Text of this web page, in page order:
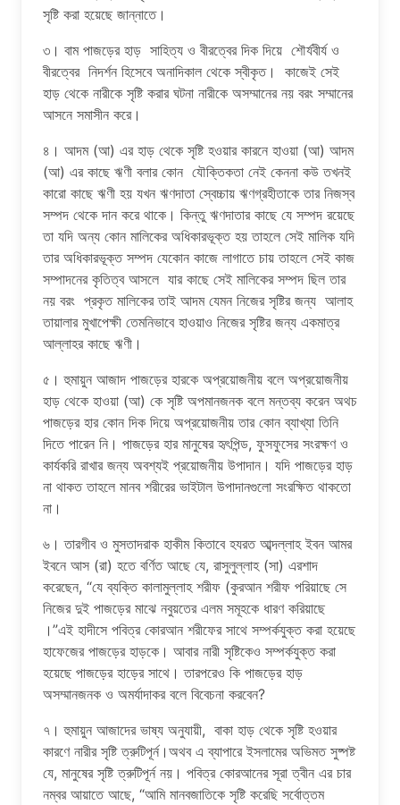
সৃষ্টি করা হয়েছে জান্নাতে।
৩। বাম পাজড়ের হাড় সাহিত্য ও বীরত্বের দিক দিয়ে শৌর্যবীর্য ও
বীরত্বের নিদর্শন হিসেবে অনাদিকাল থেকে স্বীকৃত। কাজেই সেই
হাড় থেকে নারীকে সৃষ্টি করার ঘটনা নারীকে অসম্মানের নয় বরং সম্মানের
আসনে সমাসীন করে।
৪। আদম (আ) এর হাড় থেকে সৃষ্টি হওয়ার কারনে হাওয়া (আ) আদম
(আ) এর কাছে ঋণী বলার কোন যৌক্তিকতা নেই কেননা কউ তখনই
কারো কাছে ঋণী হয় যখন ঋণদাতা স্বেচ্চায় ঋণগ্রহীতাকে তার নিজস্ব
সম্পদ থেকে দান করে থাকে। কিন্তু ঋণদাতার কাছে যে সম্পদ রয়েছে
তা যদি অন্য কোন মালিকের অধিকারভূক্ত হয় তাহলে সেই মালিক যদি
তার অধিকারভূক্ত সম্পদ যেকোন কাজে লাগাতে চায় তাহলে সেই কাজ
সম্পাদনের কৃতিত্ব আসলে যার কাছে সেই মালিকের সম্পদ ছিল তার
নয় বরং প্রকৃত মালিকের তাই আদম যেমন নিজের সৃষ্টির জন্য আলাহ
তায়ালার মুখাপেক্ষী তেমনিভাবে হাওয়াও নিজের সৃষ্টির জন্য একমাত্র
আল্লাহর কাছে ঋণী।
৫। হুমায়ুন আজাদ পাজড়ের হারকে অপ্রয়োজনীয় বলে অপ্রয়োজনীয়
হাড় থেকে হাওয়া (আ) কে সৃষ্টি অপমানজনক বলে মন্তব্য করেন অথচ
পাজড়ের হার কোন দিক দিয়ে অপ্রয়োজনীয় তার কোন ব্যাখ্যা তিনি
দিতে পারেন নি। পাজড়ের হার মানুষের হৃৎপিন্ড, ফুসফুসের সংরক্ষণ ও
কার্যকরি রাখার জন্য অবশ্যই প্রয়োজনীয় উপাদান। যদি পাজড়ের হাড়
না থাকত তাহলে মানব শরীরের ভাইটাল উপাদানগুলো সংরক্ষিত থাকতো
না।
৬। তারগীব ও মুসতাদরাক হাকীম কিতাবে হযরত আব্দল্লাহ ইবন আমর
ইবনে আস (রা) হতে বর্ণিত আছে যে, রাসুলুল্লাহ (সা) এরশাদ
করেছেন, “যে ব্যক্তি কালামুল্লাহ শরীফ (কুরআন শরীফ পরিয়াছে সে
নিজের দুই পাজড়ের মাঝে নবুয়তের এলম সমূহকে ধারণ করিয়াছে
।”এই হাদীসে পবিত্র কোরআন শরীফের সাথে সম্পর্কযুক্ত করা হয়েছে
হাফেজের পাজড়ের হাড়কে। আবার নারী সৃষ্টিকেও সম্পর্কযুক্ত করা
হয়েছে পাজড়ের হাড়ের সাথে। তারপরেও কি পাজড়ের হাড়
অসম্মানজনক ও অমর্যাদাকর বলে বিবেচনা করবেন?
৭। হুমায়ুন আজাদের ভাষ্য অনুযায়ী, বাকা হাড় থেকে সৃষ্টি হওয়ার
কারণে নারীর সৃষ্টি ত্রুটিপূর্ন।অথব এ ব্যাপারে ইসলামের অভিমত সুষ্পষ্ট
যে, মানুষের সৃষ্টি ত্রুটিপূর্ন নয়। পবিত্র কোরআনের সূরা ত্বীন এর চার
নম্বর আয়াতে আছে, “আমি মানবজাতিকে সৃষ্টি করেছি সর্বোত্তম